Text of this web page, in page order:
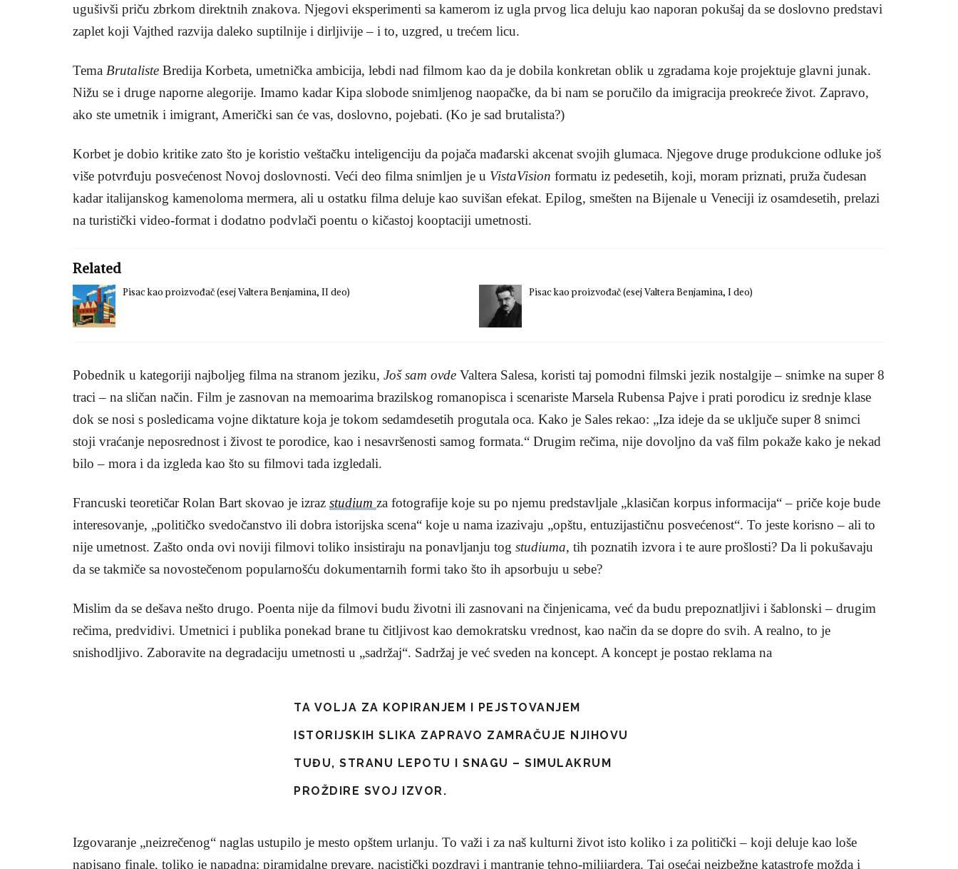
ugušivši priču zbrkom direktnih znakova. Njegovi eksperimenti sa kamerom iz ugla prvog lica deluju kao naporan pokušaj da se doslovno predstavi
zaplet koji Vajthed razvija daleko suptilnije i dirljivije – i to, uzgred, u trećem licu.
Tema Brutaliste Bredija Korbeta, umetnička ambicija, lebdi nad filmom kao da je dobila konkretan oblik u zgradama koje projektuje glavni junak.
Nižu se i druge naporne alegorije. Imamo kadar Kipa slobode snimljenog naopačke, da bi nam se poručilo da imigracija preokreće život. Zapravo,
ako ste umetnik i imigrant, Američki san će vas, doslovno, pojebati. (Ko je sad brutalista?)
Korbet je dobio kritike zato što je koristio veštačku inteligenciju da pojača mađarski akcenat svojih glumaca. Njegove druge produkcione odluke još
više potvrđuju posvećenost Novoj doslovnosti. Veći deo filma snimljen je u VistaVision formatu iz pedesetih, koji, moram priznati, pruža čudesan
kadar italijanskog kamenoloma mermera, ali u ostatku filma deluje kao suvišan efekat. Epilog, smešten na Bijenale u Veneciji iz osamdesetih, prelazi
na turistički video-format i dodatno podvlači poentu o kičastoj kooptaciji umetnosti.
Related
Pisac kao proizvođač (esej Valtera Benjamina, II deo) Pisac kao proizvođač (esej Valtera Benjamina, I deo)
Pobednik u kategoriji najboljeg filma na stranom jeziku, Još sam ovde Valtera Salesa, koristi taj pomodni filmski jezik nostalgije – snimke na super 8
traci – na sličan način. Film je zasnovan na memoarima brazilskog romanopisca i scenariste Marsela Rubensa Pajve i prati porodicu iz srednje klase
dok se nosi s posledicama vojne diktature koja je tokom sedamdesetih progutala oca. Kako je Sales rekao: „Iza ideje da se uključe super 8 snimci
stoji vraćanje neposrednost i živost te porodice, kao i nesavršenosti samog formata.“ Drugim rečima, nije dovoljno da vaš film pokaže kako je nekad
bilo – mora i da izgleda kao što su filmovi tada izgledali.
Francuski teoretičar Rolan Bart skovao je izraz studium za fotografije koje su po njemu predstavljale „klasičan korpus informacija“ – priče koje bude
interesovanje, „političko svedočanstvo ili dobra istorijska scena“ koje u nama izazivaju „opštu, entuzijastičnu posvećenost“. To jeste korisno – ali to
nije umetnost. Zašto onda ovi noviji filmovi toliko insistiraju na ponavljanju tog studiuma, tih poznatih izvora i te aure prošlosti? Da li pokušavaju
da se takmiče sa novostečenom popularnošću dokumentarnih formi tako što ih apsorbuju u sebe?
Mislim da se dešava nešto drugo. Poenta nije da filmovi budu životni ili zasnovani na činjenicama, već da budu prepoznatljivi i šablonski – drugim
rečima, predvidivi. Umetnici i publika ponekad brane tu čitljivost kao demokratsku vrednost, kao način da se dopre do svih. A realno, to je
snishodljivo. Zaboravite na degradaciju umetnosti u „sadržaj“. Sadržaj je već sveden na koncept. A koncept je postao reklama na
TA VOLJA ZA KOPIRANJEM I PEJSTOVANJEM
ISTORIJSKIH SLIKA ZAPRAVO ZAMRAČUJE NJIHOVU
TUĐU, STRANU LEPOTU I SNAGU – SIMULAKRUM
PROŽDIRE SVOJ IZVOR.
Izgovaranje „neizrečenog“ naglas ustupilo je mesto opštem urlanju. To važi i za naš kulturni život isto koliko i za politički – koji deluje kao loše
napisano finale, toliko je napadna: piramidalne prevare, nacistički pozdravi i mantranje tehno-milijardera. Taj osećaj neizbežne katastrofe možda i